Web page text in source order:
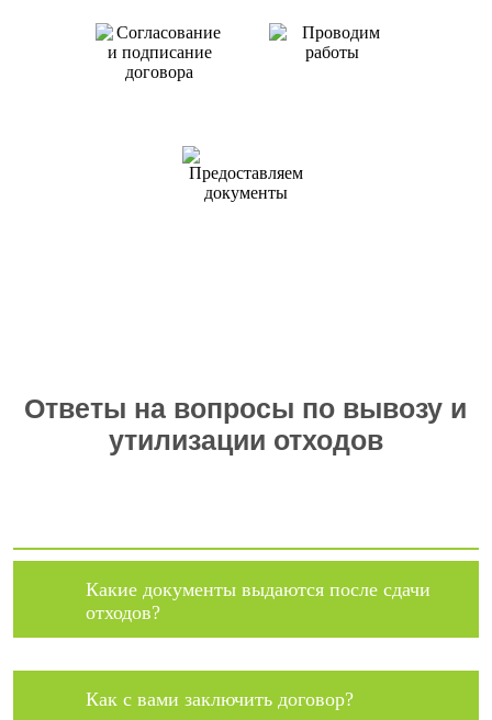
Ответы на вопросы по вывозу и
утилизации отходов
Какие документы выдаются после сдачи
отходов?
Как с вами заключить договор?